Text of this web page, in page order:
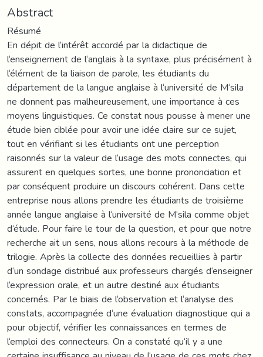
Abstract
Résumé
En dépit de l‘intérêt accordé par la didactique de
l‘enseignement de l‘anglais à la syntaxe, plus précisément à
l‘élément de la liaison de parole, les étudiants du
département de la langue anglaise à l‘université de M‘sila
ne donnent pas malheureusement, une importance à ces
moyens linguistiques. Ce constat nous pousse à mener une
étude bien ciblée pour avoir une idée claire sur ce sujet,
tout en vérifiant si les étudiants ont une perception
raisonnés sur la valeur de l‘usage des mots connectes, qui
assurent en quelques sortes, une bonne prononciation et
par conséquent produire un discours cohérent. Dans cette
entreprise nous allons prendre les étudiants de troisième
année langue anglaise à l‘université de M‘sila comme objet
d‘étude. Pour faire le tour de la question, et pour que notre
recherche ait un sens, nous allons recours à la méthode de
trilogie. Après la collecte des données recueillies à partir
d‘un sondage distribué aux professeurs chargés d‘enseigner
l‘expression orale, et un autre destiné aux étudiants
concernés. Par le biais de l‘observation et l‘analyse des
constats, accompagnée d‘une évaluation diagnostique qui a
pour objectif, vérifier les connaissances en termes de
l‘emploi des connecteurs. On a constaté qu‘il y a une